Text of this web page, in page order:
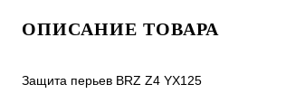
ОПИСАНИЕ ТОВАРА
Защита перьев BRZ Z4 YX125